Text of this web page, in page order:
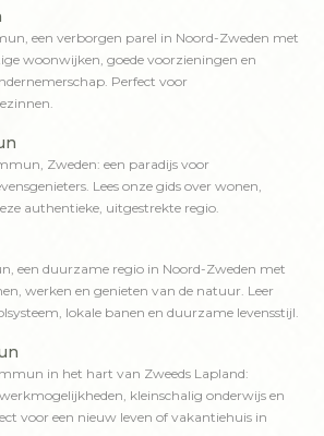
een verborgen parel in Noord-Zweden met
woonwijken, goede voorzieningen en
Perfect voor
Zweden: een paradijs voor
Lees onze gids over wonen,
authentieke, uitgestrekte regio.
een duurzame regio in Noord-Zweden met
werken en genieten van de natuur. Leer
lokale banen en duurzame levensstijl.
in het hart van Zweeds Lapland:
kleinschalig onderwijs en
voor een nieuw leven of vakantiehuis in